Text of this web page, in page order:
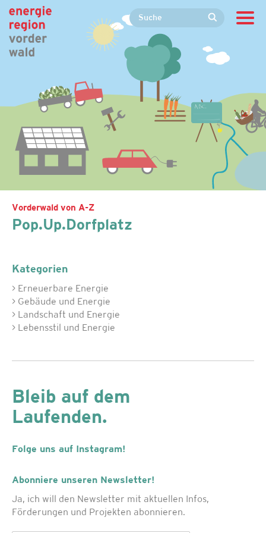
Vorderwald von A-Z
Pop.Up.Dorfplatz
Kategorien
> Erneuerbare Energie
> Gebäude und Energie
> Landschaft und Energie
> Lebensstil und Energie
Bleib auf dem
Laufenden.
Folge uns auf Instagram!
Abonniere unseren Newsletter!
Ja, ich will den Newsletter mit aktuellen Infos,
Förderungen und Projekten abonnieren.